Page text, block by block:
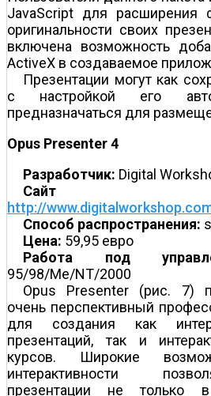
JavaScript для расширения
оригинальности своих
включена возможность
ActiveX в создаваемое
Презентации могут как
с настройкой его
предназначаться для
Opus Presenter 4
Разработчик: Digital
Сайт
http://
Способ распространения:
Цена: 59,95 евро
Работа под
95/98/Me/NT/2000
Opus Presenter (рис. 7)
очень перспективный
для создания как
презентаций, так и
курсов. Широкие
интерактивности
презентации не только